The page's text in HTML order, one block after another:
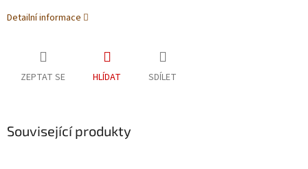
Detailní informace
ZEPTAT SE HLÍDAT SDÍLET
Související produkty